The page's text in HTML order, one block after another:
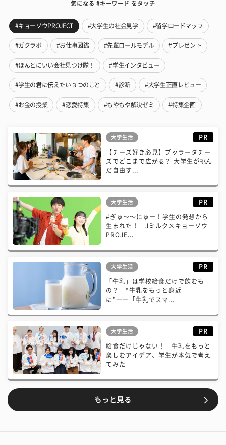
気になる #キーワード をタッチ
#キョーソウPROJECT #大学生の社会見学 #留学ロードマップ
#ガクラボ #お仕事図鑑 #先輩ロールモデル #プレゼント
#ほんとにいい会社見つけ隊！ #学生インタビュー
#学生の君に伝えたい３つのこと #診断 #大学生正直レビュー
#お金の授業 #恋愛特集 #もやもや解決ゼミ #特集企画
大学生活 PR
【チーズ好き必見】ブッラータチー
ズでどこまで広がる？ 大学生が挑ん
だ自由す...
大学生活 PR
#ぎゅ〜〜にゅー！学生の発想から
生まれた！ Jミルク×キョーソウ
PROJE...
大学生活 PR
「牛乳」は学校給食だけで飲むも
の？ “牛乳をもっと身近
に”――「牛乳でスマ...
大学生活 PR
給食だけじゃない！ 牛乳をもっと
楽しむアイデア、学生が本気で考え
てみた
もっと見る